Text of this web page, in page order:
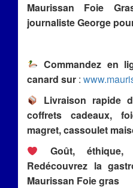
Maurissan Foie
journaliste George
Commandez en
canard sur :
Livraison rapide
coffrets cadeaux,
magret, cassoulet
Goût,
Redécouvrez la
Maurissan Foie gras